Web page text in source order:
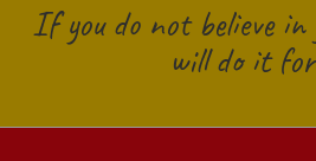
If you do not believe in
will do it